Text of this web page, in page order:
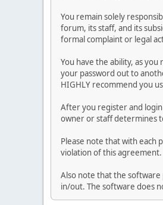
You remain solely
forum, its staff, and its
formal complaint or legal
You have the ability, as
your password out to
HIGHLY recommend you
After you register and
owner or staff determines
Please note that with each
violation of this agreement.
Also note that the software
in/out. The software does